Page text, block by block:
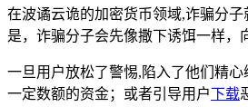
在波谲云诡的加密货币领域,诈骗分
是，诈骗分子会先像撒下诱饵一样，
一旦用户放松了警惕,陷入了他们精
一定数额的资金；或者引导用户下载